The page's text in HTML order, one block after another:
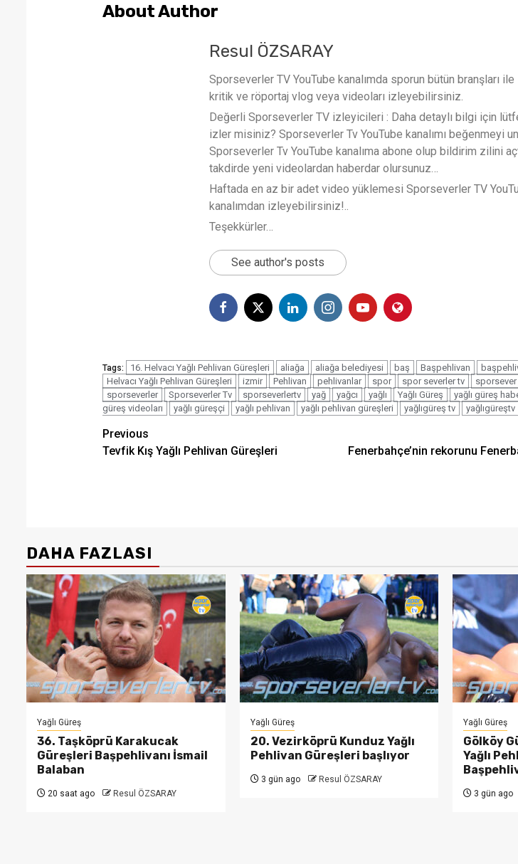
About Author
Resul ÖZSARAY
Sporseverler TV YouTube kanalımda sporun bütün branşları
kritik ve röportaj vlog veya videoları izleyebilirsiniz.
Değerli Sporseverler TV izleyicileri : Daha detaylı bilgi için
izler misiniz? Sporseverler Tv YouTube kanalımı beğenmeyi
Sporseverler Tv YouTube kanalıma abone olup bildirim zilini
takdirde yeni videolardan haberdar olursunuz…
Haftada en az bir adet video yüklemesi Sporseverler TV
kanalımdan izleyebilirsiniz!..
Teşekkürler…
See author's posts
Tags: 16. Helvacı Yağlı Pehlivan Güreşleri aliağa aliağa belediyesi baş Başpehlivan
Helvacı Yağlı Pehlivan Güreşleri
izmir Pehlivan pehlivanlar spor spor severler tv
sporsever
sporseverler
Sporseverler Tv sporseverlertv yağ yağcı yağlı Yağlı Güreş yağlı güreş
güreş videoları
yağlı güreşçi yağlı pehlivan yağlı pehlivan güreşleri yağlıgüreş tv yağlıgüreştv
Post
navigation
Previous
Tevfik Kış Yağlı Pehlivan Güreşleri
Fenerbahçe’nin rekorunu
DAHA FAZLASI
Yağlı Güreş
36. Taşköprü Karakucak
Güreşleri Başpehlivanı İsmail
Balaban
20 saat ago Resul ÖZSARAY
Yağlı Güreş
20. Vezirköprü Kunduz Yağlı
Pehlivan Güreşleri başlıyor
3 gün ago Resul ÖZSARAY
Yağlı Güreş
Gölköy
Yağlı
3 gün ago